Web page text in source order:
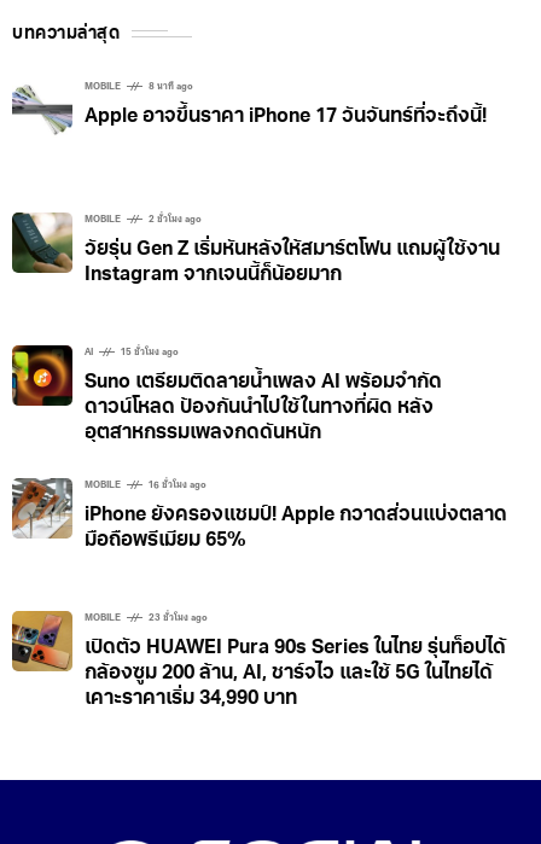
บทความล่าสุด
MOBILE 8 นาที ago
Apple อาจขึ้นราคา iPhone 17 วันจันทร์ที่จะถึงนี้!
MOBILE 2 ชั่วโมง ago
วัยรุ่น Gen Z เริ่มหันหลังให้สมาร์ตโฟน แถมผู้ใช้งาน
Instagram จากเจนนี้ก็น้อยมาก
AI 15 ชั่วโมง ago
Suno เตรียมติดลายน้ำเพลง AI พร้อมจำกัด
ดาวน์โหลด ป้องกันนำไปใช้ในทางที่ผิด หลัง
อุตสาหกรรมเพลงกดดันหนัก
MOBILE 16 ชั่วโมง ago
iPhone ยังครองแชมป์! Apple กวาดส่วนแบ่งตลาด
มือถือพรีเมียม 65%
MOBILE 23 ชั่วโมง ago
เปิดตัว HUAWEI Pura 90s Series ในไทย รุ่นท็อปได้
กล้องซูม 200 ล้าน, AI, ชาร์จไว และใช้ 5G ในไทยได้
เคาะราคาเริ่ม 34,990 บาท